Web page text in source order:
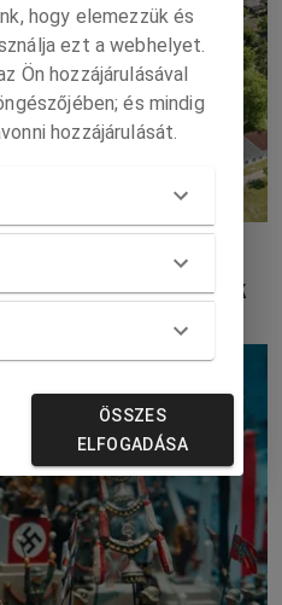
végeken is!
százezrek Kisgéresnek
hogy elemezzük és
ezt a webhelyet.
Ön hozzájárulásával
és mindig
hozzájárulását.
ÖSSZES
ELFOGADÁSA